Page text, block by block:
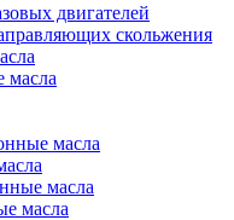
двигателей
скольжения
масла
масла
масла
масла